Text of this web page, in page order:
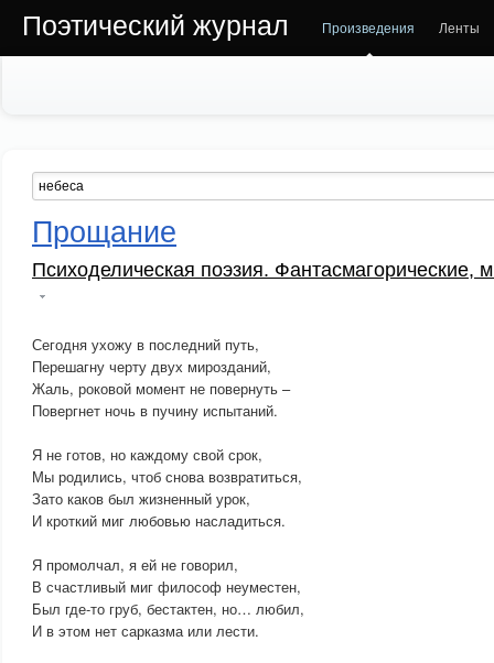
Поэтический журнал Произведения Ленты
Прощание
Психоделическая поэзия. Фантасмагорические,
Сегодня ухожу в последний путь,
Перешагну черту двух мирозданий,
Жаль, роковой момент не повернуть –
Повергнет ночь в пучину испытаний.
Я не готов, но каждому свой срок,
Мы родились, чтоб снова возвратиться,
Зато каков был жизненный урок,
И кроткий миг любовью насладиться.
Я промолчал, я ей не говорил,
В счастливый миг философ неуместен,
Был где-то груб, бестактен, но… любил,
И в этом нет сарказма или лести.